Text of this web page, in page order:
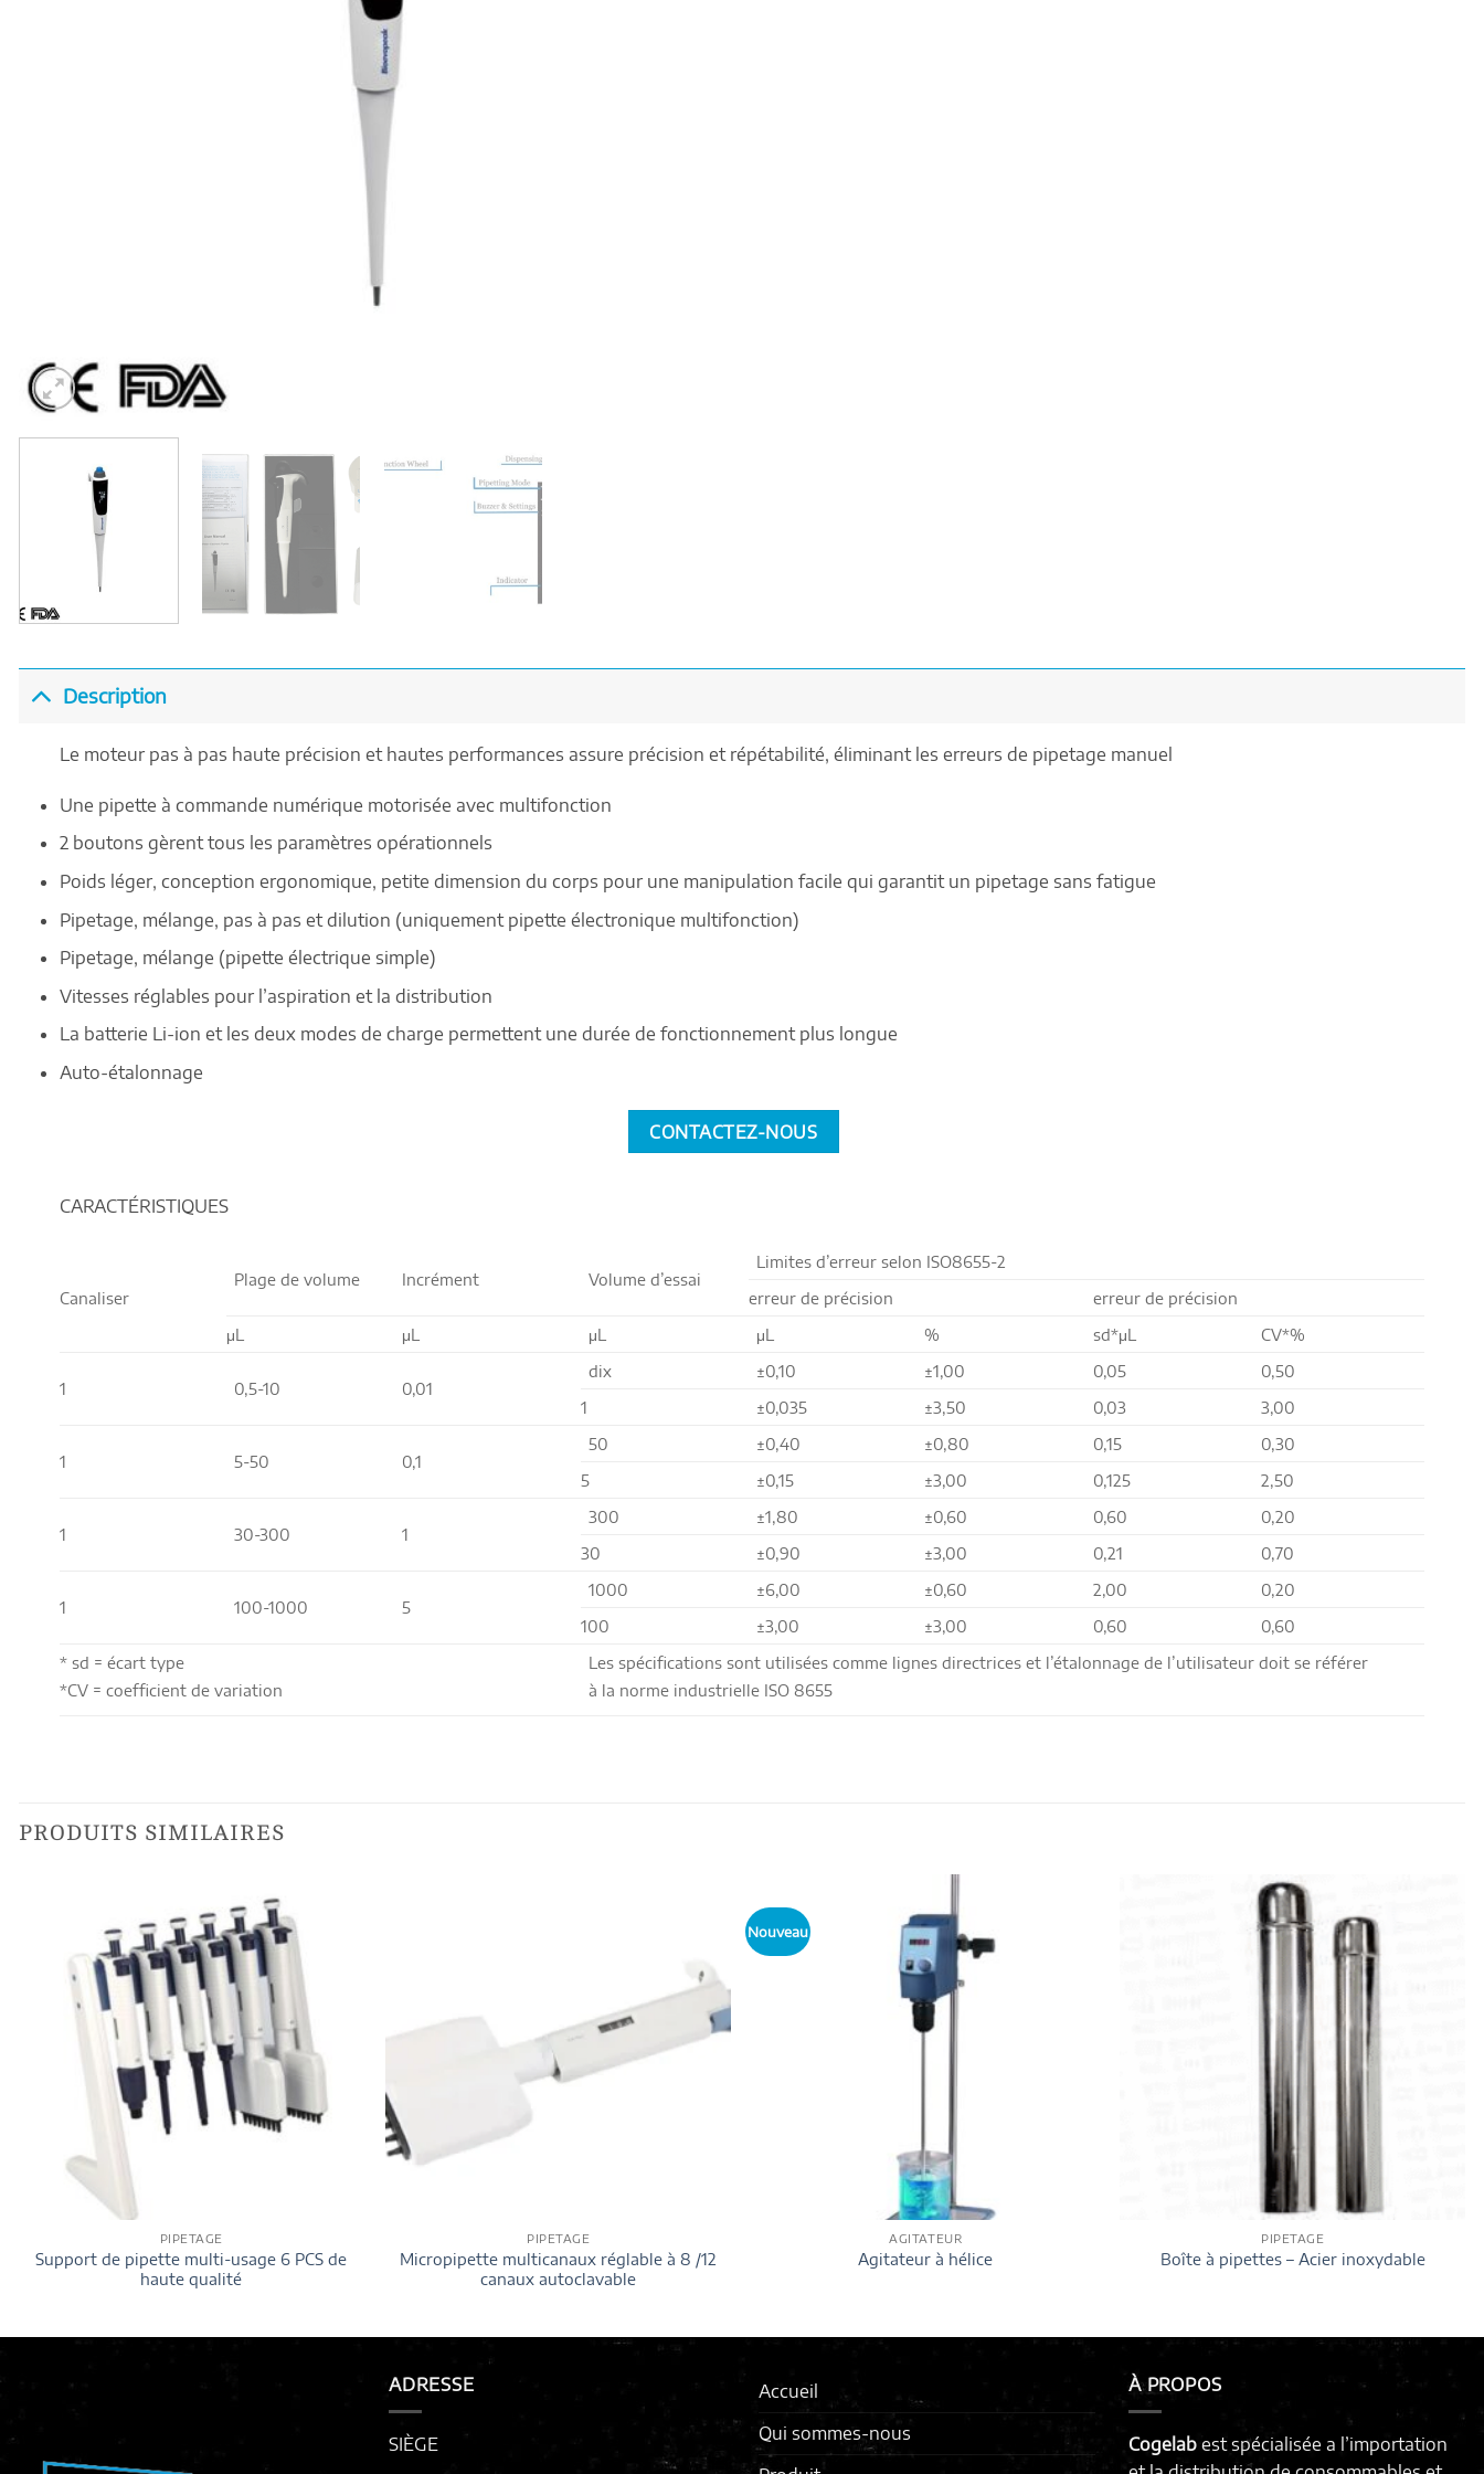
Description
Le moteur pas à pas haute précision et hautes performances assure précision et répétabilité, éliminant les erreurs de pipetage manuel
Une pipette à commande numérique motorisée avec multifonction
2 boutons gèrent tous les paramètres opérationnels
Poids léger, conception ergonomique, petite dimension du corps pour une manipulation facile qui garantit un pipetage sans fatigue
Pipetage, mélange, pas à pas et dilution (uniquement pipette électronique multifonction)
Pipetage, mélange (pipette électrique simple)
Vitesses réglables pour l’aspiration et la distribution
La batterie Li-ion et les deux modes de charge permettent une durée de fonctionnement plus longue
Auto-étalonnage
CONTACTEZ-NOUS
CARACTÉRISTIQUES
Canaliser
Plage de volume Incrément Volume d’essai
Limites d’erreur selon ISO8655-2
erreur de précision
erreur de précision
μL
μL μL μL % sd*μL CV*%
1 0,5-10 0,01
dix ±0,10 ±1,00 0,05
0,50
1
±0,035 ±3,50 0,03 3,00
1 5-50 0,1
50 ±0,40 ±0,80 0,15
0,30
5
±0,15 ±3,00 0,125 2,50
1 30-300 1
300 ±1,80 ±0,60 0,60
0,20
30
±0,90 ±3,00 0,21 0,70
1 100-1000 5
1000 ±6,00 ±0,60 2,00
0,20
100
±3,00 ±3,00 0,60
0,60
* sd = écart type
*CV = coefficient de variation
Les spécifications sont utilisées comme lignes directrices et l’étalonnage de l’utilisateur doit se référer
à la norme industrielle ISO 8655
PRODUITS SIMILAIRES
PIPETAGE
Support de pipette multi-usage 6 PCS de
haute qualité
PIPETAGE
Micropipette multicanaux réglable à 8 /12
canaux autoclavable
Nouveau
AGITATEUR
Agitateur à hélice
PIPETAGE
Boîte à pipettes – Acier inoxydable
ADRESSE
SIÈGE
Accueil
Qui sommes-nous
À PROPOS
Cogelab est spécialisée a l’importation